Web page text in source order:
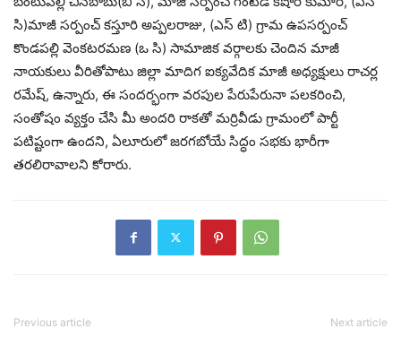
సి)మాజీ సర్పంచ్ కస్తూరి అప్పలరాజు, (ఎస్ టి) గ్రామ ఉపసర్పంచ్
కొండపల్లి వెంకటరమణ (ఒ సి) సామాజిక వర్గాలకు చెందిన మాజీ
నాయకులు వీరితోపాటు జిల్లా మాదిగ ఐక్యవేదిక మాజీ అధ్యక్షులు రాచర్ల
రమేష్, ఉన్నారు, ఈ సందర్భంగా వరపుల పేరుపేరునా పలకరించి,
సంతోషం వ్యక్తం చేసి మీ అందరి రాకతో మర్రివీడు గ్రామంలో పార్టీ
పటిష్టంగా ఉందని, ఏలూరులో జరగబోయే సిద్ధం సభకు భారీగా
తరలిరావాలని కోరారు.
Previous article Next article